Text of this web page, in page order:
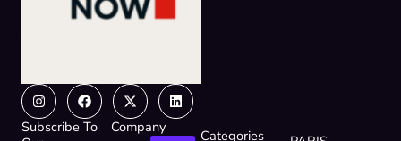
InstagramFacebook
X-
twitter
Linkedin
Subscribe To
Company Categories